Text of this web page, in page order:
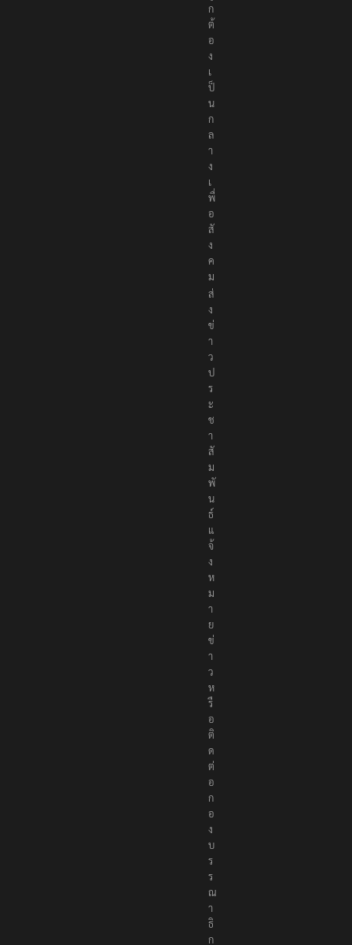
ก
ต้
อ
ง
เ
ป็
น
ก
ล
า
ง
เ
พื่
อ
สั
ง
ค
ม
ส่
ง
ข่
า
ว
ป
ร
ะ
ช
า
สั
ม
พั
น
ธ์
แ
จ้
ง
ห
ม
า
ย
ข่
า
ว
ห
รื
อ
ติ
ด
ต่
อ
ก
อ
ง
บ
ร
ร
ณ
า
ธิ
ก